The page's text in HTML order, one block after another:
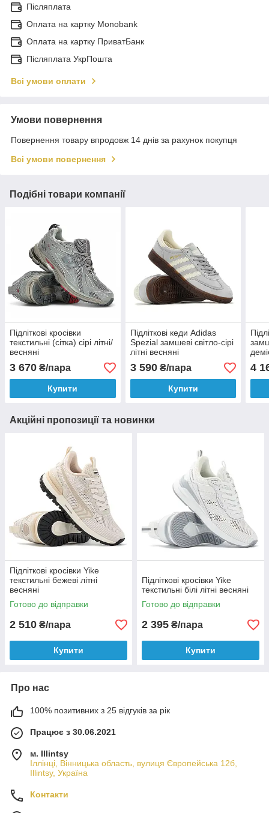
Післяплата
Оплата на картку Monobank
Оплата на картку ПриватБанк
Післяплата УкрПошта
Всі умови оплати
Умови повернення
Повернення товару впродовж 14 днів за рахунок покупця
Всі умови повернення
Подібні товари компанії
Підліткові кросівки
текстильні (сітка) сірі літні/
весняні
3 670 ₴/пара
Купити
Підліткові кеди Adidas
Spezial замшеві світло-сірі
літні весняні
3 590₴/пара
Купити
4
Акційні пропозиції та новинки
Підліткові кросівки Yike
текстильні бежеві літні
весняні
Готово до відправки
2 510 ₴/пара
Купити
Підліткові кросівки Yike
текстильні білі літні весняні
Готово до відправки
2 395 ₴/пара
Купити
Про нас
100% позитивних з 25 відгуків за рік
Працює з 30.06.2021
м. Illintsy
Іллінці, Вінницька область, вулиця Європейська 12б,
Illintsy, Україна
Контакти